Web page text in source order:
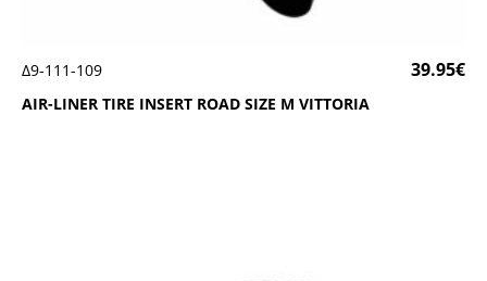
ΑΙR-LΙΝΕR ΤΙRΕ ΙΝSΕRΤ RΟΑD SΙΖΕ Μ VΙΤΤΟRΙΑ
Δ9-111-109 39.95€